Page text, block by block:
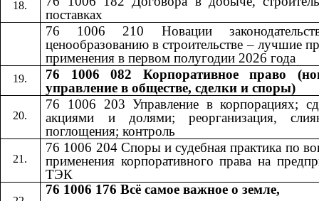
поставках
76 1006 210 Новации
ценообразованию в строительстве – лучшие
применения в первом полугодии 2026 года
76 1006 082 Корпоративное право
управление в обществе, сделки и споры)
76 1006 203 Управление в корпорациях;
акциями и долями; реорганизация,
поглощения; контроль
76 1006 204 Споры и судебная практика по
применения корпоративного права на
ТЭК
76 1006 176 Всё самое важное о земле,